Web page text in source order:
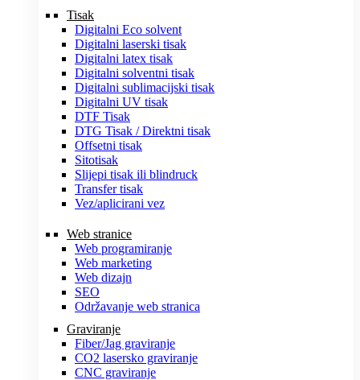
Tisak
Digitalni Eco solvent
Digitalni laserski tisak
Digitalni latex tisak
Digitalni solventni tisak
Digitalni sublimacijski tisak
Digitalni UV tisak
DTF Tisak
DTG Tisak / Direktni tisak
Offsetni tisak
Sitotisak
Slijepi tisak ili blindruck
Transfer tisak
Vez/aplicirani vez
Web stranice
Web programiranje
Web marketing
Web dizajn
SEO
Održavanje web stranica
Graviranje
Fiber/Jag graviranje
CO2 lasersko graviranje
CNC graviranje